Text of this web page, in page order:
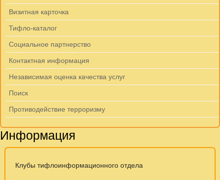
Визитная карточка
Тифло-каталог
Социальное партнерство
Контактная информация
Независимая оценка качества услуг
Поиск
Противодействие терроризму
Информация
Клубы тифлоинформационного отдела